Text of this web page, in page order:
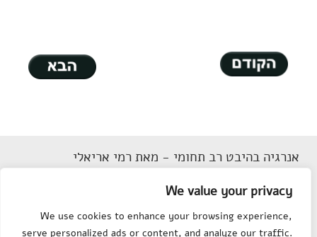
We value your privacy
We use cookies to enhance your browsing experience,
serve personalized ads or content, and analyze our traffic.
אנרגיה בהיבט רב תחומי - מאת רמי אריאלי
הצהרת נגישות